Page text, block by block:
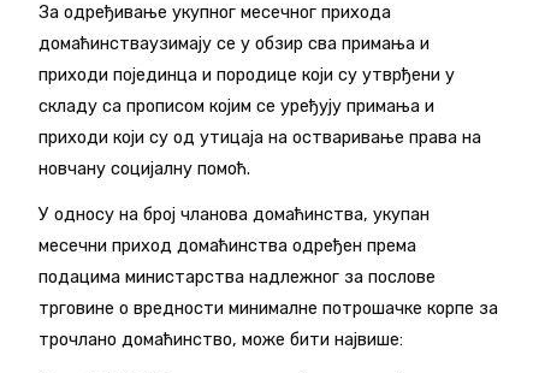
За одређивање укупног месечног прихода
домаћинстваузимају се у обзир сва примања и
приходи појединца и породице који су утврђени у
складу са прописом којим се уређују примања и
приходи који су од утицаја на остваривање права на
новчану социјалну помоћ.
У односу на број чланова домаћинства, укупан
месечни приход домаћинства одређен према
подацима министарства надлежног за послове
трговине о вредности минималне потрошачке корпе за
трочлано домаћинство, може бити највише: